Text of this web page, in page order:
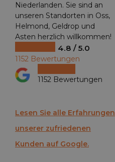
Niederlanden. Sie sind an
unseren Standorten in Oss,
Helmond, Geldrop und
Asten herzlich willkommen!
4.8 / 5.0
1152 Bewertungen
1152 Bewertungen
Lesen Sie alle Erfahrungen
unserer zufriedenen
Kunden auf Google.